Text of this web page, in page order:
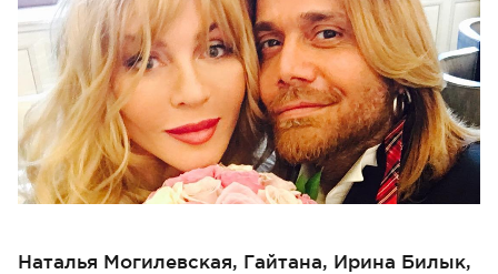
Наталья Могилевская, Гайтана, Ирина Билык,